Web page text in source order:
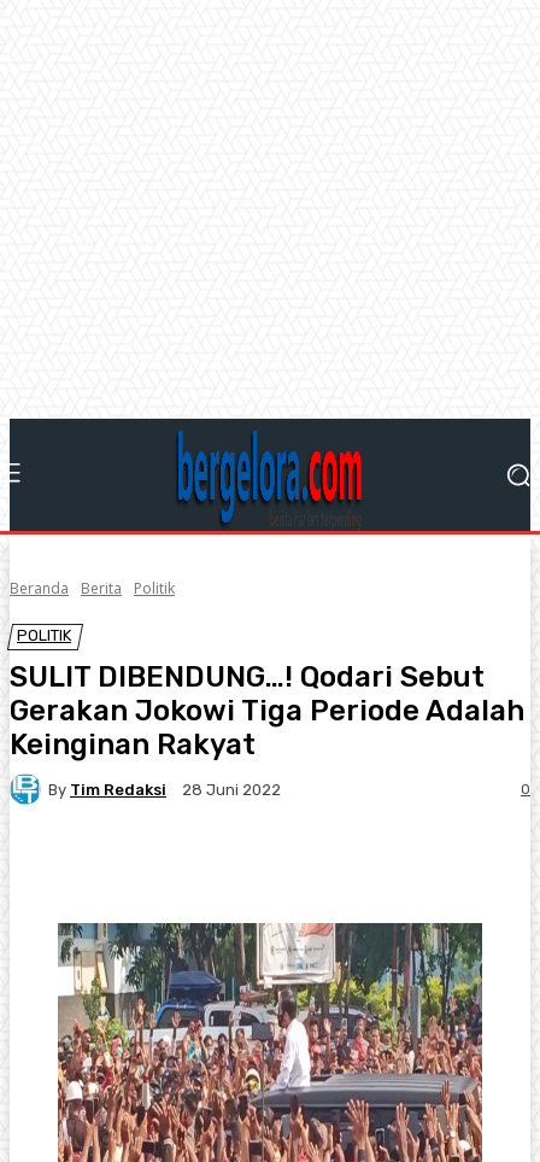
Beranda Berita Politik
POLITIK
SULIT DIBENDUNG…! Qodari Sebut
Gerakan Jokowi Tiga Periode Adalah
Keinginan Rakyat
By Tim Redaksi 28 Juni 2022 0